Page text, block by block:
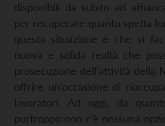
disponibili da subito ad
per recuperare quanto spetta
questa situazione è che si
nuova e solida realtà che
prosecuzione dell’attività della
offrire un’occasione di
lavoratori. Ad oggi, da
purtroppo non c’è nessuna